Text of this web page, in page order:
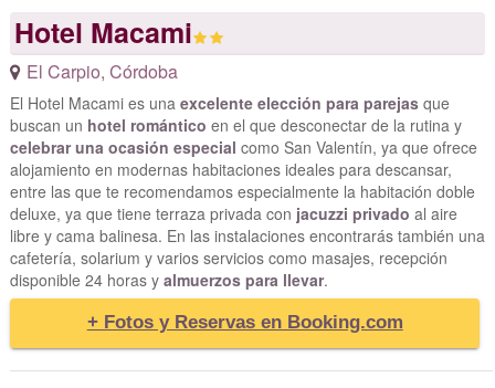
Hotel Macami
El Carpio, Córdoba
El Hotel Macami es una excelente elección para parejasque
buscan un hotel romántico en el que desconectar de la rutina y
celebrar una ocasión especial como San Valentín, ya que ofrece
alojamiento en modernas habitaciones ideales para descansar,
entre las que te recomendamos especialmente la habitación doble
deluxe, ya que tiene terraza privada con jacuzzi privado al aire
libre y cama balinesa. En las instalaciones encontrarás también una
cafetería, solarium y varios servicios como masajes, recepción
disponible 24 horas y almuerzos para llevar.
+ Fotos y Reservas en Booking.com